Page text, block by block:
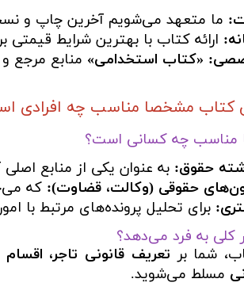
ما متعهد می‌شویم آخرین چاپ و
ارائه کتاب با بهترین شرایط قیمتی
«کتاب استخدامی» منابع مرجع
کتاب مشخصا مناسب چه افرادی
مناسب چه کسانی است؟
حقوق: به عنوان یکی از منابع
حقوقی (وکالت، قضاوت): که
برای تحلیل پرونده‌های مرتبط با
کلی به فرد می‌دهد؟
شما بر تعریف قانونی تاجر،
مسلط می‌شوید.